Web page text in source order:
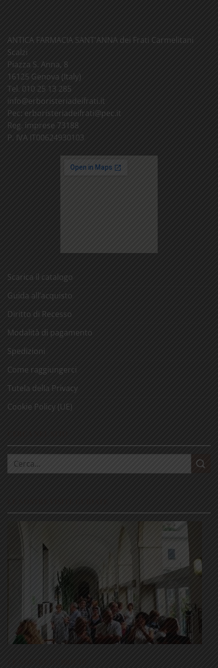
ANTICA FARMACIA SANT'ANNA dei Frati Carmelitani
Scalzi
Piazza S. Anna, 8
16125 Genova (Italy)
Tel. 010 25 13 285
info@erboristeriadeifrati.it
Pec: erboristeriadeifrati@pec.it
Reg. imprese 73188
P. IVA IT00624930103
Scarica il catalogo
Guida all’acquisto
Diritto di Recesso
Modalità di pagamento
Spedizioni
Come raggiungerci
Tutela della Privacy
Cookie Policy (UE)
Cerca: